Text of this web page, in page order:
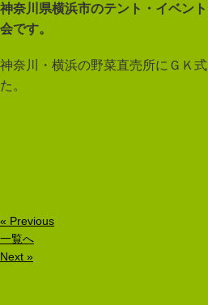
神奈川県横浜市のテント・イベン
会です。
神奈川・横浜の野菜直売所にＧＫ
た。
« Previous
一覧へ
Next »